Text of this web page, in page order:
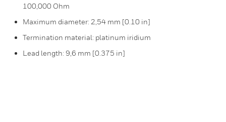
100,000 Ohm
Maximum diameter: 2,54 mm [0.10 in]
Termination material: platinum iridium
Lead length: 9,6 mm [0.375 in]